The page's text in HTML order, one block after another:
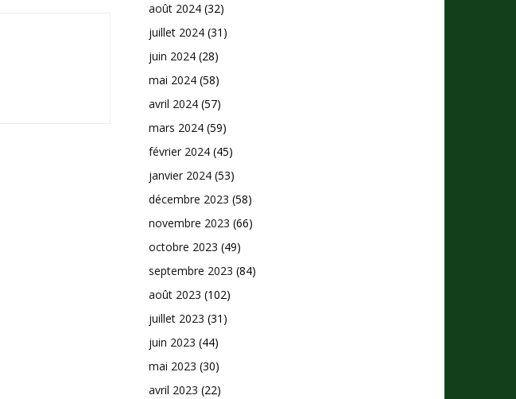
août 2024 (32)
juillet 2024 (31)
juin 2024 (28)
mai 2024 (58)
avril 2024 (57)
mars 2024 (59)
février 2024 (45)
janvier 2024 (53)
décembre 2023 (58)
novembre 2023 (66)
octobre 2023 (49)
septembre 2023 (84)
août 2023 (102)
juillet 2023 (31)
juin 2023 (44)
mai 2023 (30)
avril 2023 (22)